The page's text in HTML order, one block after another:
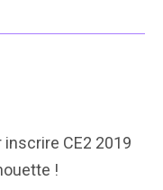
CE2 2019
!